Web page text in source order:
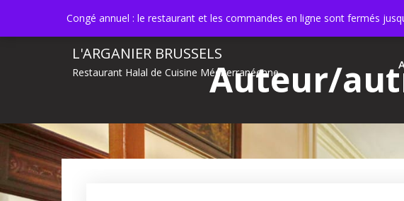
Congé annuel : le restaurant et les commandes en ligne sont fermés
content
info@larganier.brussels Laeken, Bruxelles +32 473
L'ARGANIER BRUSSELS
Restaurant Halal de Cuisine Méditerranéenne
Auteur/